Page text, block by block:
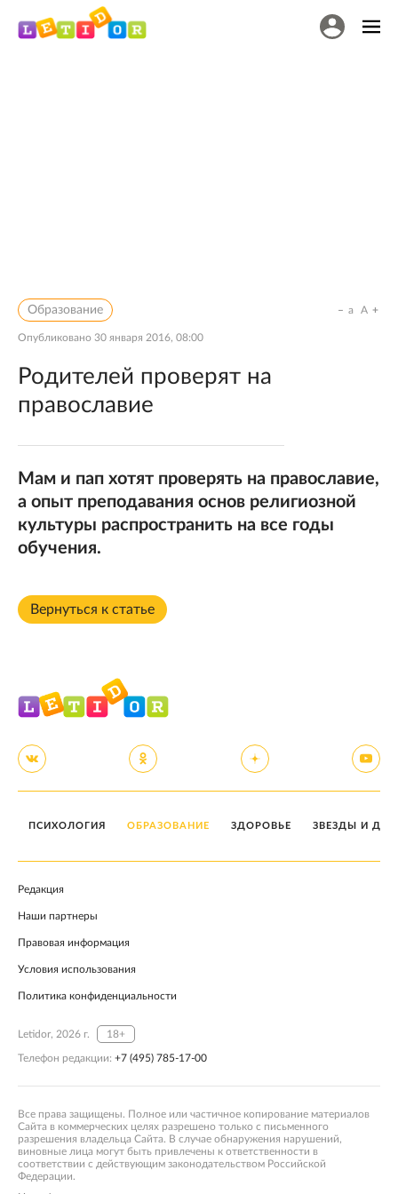
Образование
Опубликовано 30 января 2016, 08:00
a A
Родителей проверят на
православие
Мам и пап хотят проверять на православие,
а опыт преподавания основ религиозной
культуры распространить на все годы
обучения.
Вернуться к статье
ПСИХОЛОГИЯ ОБРАЗОВАНИЕ ЗДОРОВЬЕ ЗВЕЗДЫ И
Редакция
Наши партнеры
Правовая информация
Условия использования
Политика конфиденциальности
Letidor, 2026 г. 18+
Телефон редакции: +7 (495) 785-17-00
Все права защищены. Полное или частичное копирование материалов
Сайта в коммерческих целях разрешено только с письменного
разрешения владельца Сайта. В случае обнаружения нарушений,
виновные лица могут быть привлечены к ответственности в
соответствии с действующим законодательством Российской
Федерации.